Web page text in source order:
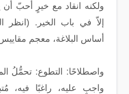
ولكنه انقاد مع خيرٍ أحبّ أن
إلاّ في باب الخير. (انظر
أساس البلاغة، معجم
واصطلاحًا: التطوع: تحمُّلُ
واجبٍ عليه، راغبًا فيه،